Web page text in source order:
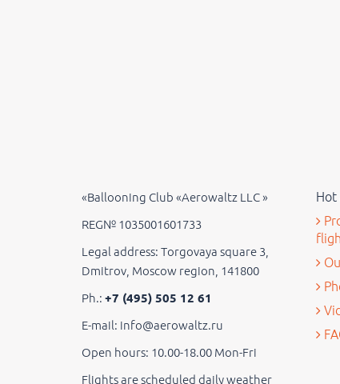
«Ballooning Club «Aerowaltz LLC »
REG№ 1035001601733
Legal address: Torgovaya square 3,
Dmitrov, Moscow region, 141800
Ph.: +7 (495) 505 12 61
E-mail: info@aerowaltz.ru
Open hours: 10.00-18.00 Mon-Fri
Flights are scheduled daily weather
Hot